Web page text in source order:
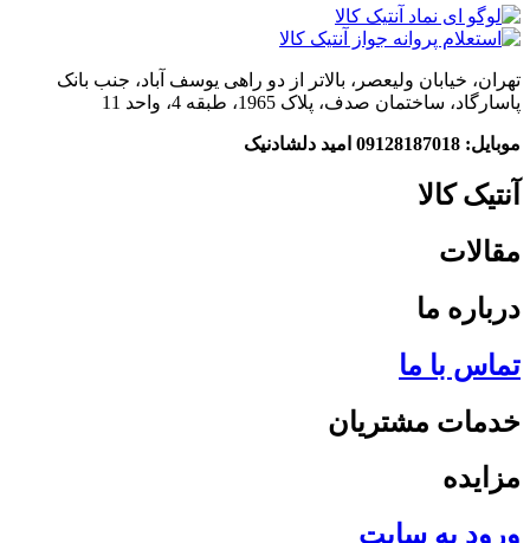
تهران، خیابان ولیعصر، بالاتر از دو راهی یوسف آباد، جنب بانک
پاسارگاد، ساختمان صدف، پلاک 1965، طبقه 4، واحد 11
موبایل: 09128187018 امید دلشادنیک
آنتیک کالا
مقالات
درباره ما
تماس با ما
خدمات مشتریان
مزایده
ورود به سایت